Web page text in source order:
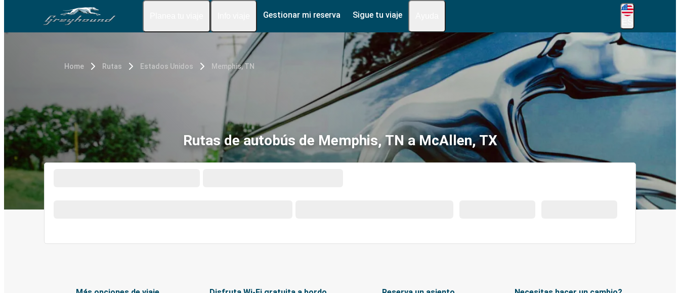
Gestionar mi reserva Sigue tu viaje
Home Rutas Estados Unidos Memphis, TN
Rutas de autobús de Memphis, TN a McAllen, TX